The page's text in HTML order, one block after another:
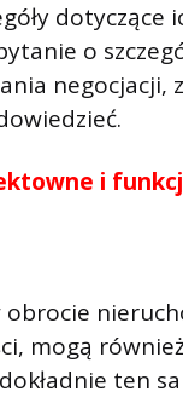
o
negocjacji,
i
obrocie
mogą
ten